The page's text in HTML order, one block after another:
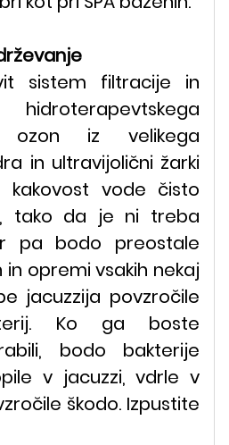
sistem filtracije in
ozon iz velikega
in ultravijolični žarki
kakovost vode čisto
tako da je ni treba
pa bodo preostale
opremi vsakih nekaj
jacuzzija povzročile
Ko ga boste
bodo bakterije
v jacuzzi, vdrle v
škodo. Izpustite